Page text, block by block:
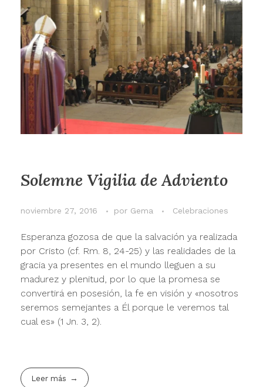
Solemne Vigilia de Adviento
noviembre 27, 2016 por Gema Celebraciones
Esperanza gozosa de que la salvación ya realizada
por Cristo (cf. Rm. 8, 24-25) y las realidades de la
gracia ya presentes en el mundo lleguen a su
madurez y plenitud, por lo que la promesa se
convertirá en posesión, la fe en visión y «nosotros
seremos semejantes a Él porque le veremos tal
cual es» (1 Jn. 3, 2).
Leer más